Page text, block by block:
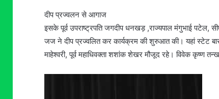
दीप प्रज्वलन से आगाज
इसके पूर्व उपराष्ट्रपति जगदीप धनखड़ ,राज्यपाल मंगुभाई पटेल,
जज ने दीप प्रज्वलित कर कार्यक्रम की शुरुआत की। यहां स्टेट
माहेश्वरी, पूर्व महाधिवक्ता शशांक शेखर मौजूद रहे। विवेक कृष्ण